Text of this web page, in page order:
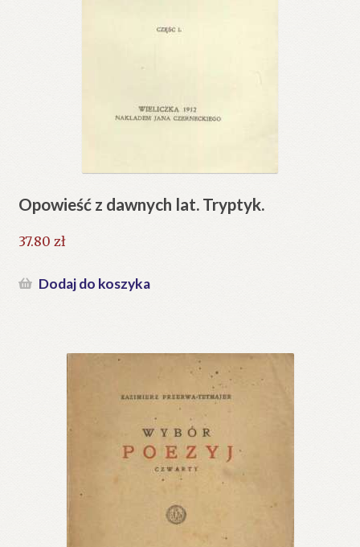
Opowieść z dawnych lat. Tryptyk.
37.80 zł
Dodaj do koszyka